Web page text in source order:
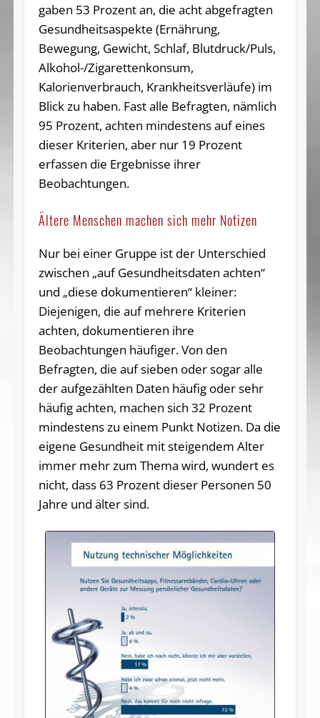
gaben 53 Prozent an, die acht abgefragten
Gesundheitsaspekte (Ernährung,
Bewegung, Gewicht, Schlaf, Blutdruck/Puls,
Alkohol-/Zigarettenkonsum,
Kalorienverbrauch, Krankheitsverläufe) im
Blick zu haben. Fast alle Befragten, nämlich
95 Prozent, achten mindestens auf eines
dieser Kriterien, aber nur 19 Prozent
erfassen die Ergebnisse ihrer
Beobachtungen.
Ältere Menschen machen sich mehr Notizen
Nur bei einer Gruppe ist der Unterschied
zwischen „auf Gesundheitsdaten achten“
und „diese dokumentieren“ kleiner:
Diejenigen, die auf mehrere Kriterien
achten, dokumentieren ihre
Beobachtungen häufiger. Von den
Befragten, die auf sieben oder sogar alle
der aufgezählten Daten häufig oder sehr
häufig achten, machen sich 32 Prozent
mindestens zu einem Punkt Notizen. Da die
eigene Gesundheit mit steigendem Alter
immer mehr zum Thema wird, wundert es
nicht, dass 63 Prozent dieser Personen 50
Jahre und älter sind.